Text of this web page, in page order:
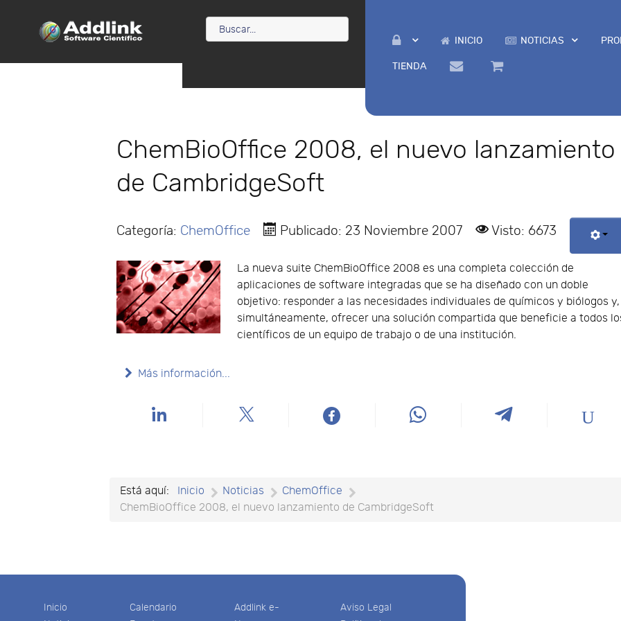
INICIO NOTICIAS
TIENDA
ChemBioOffice 2008, el nuevo lanzamiento
de CambridgeSoft
Categoría: ChemOffice Publicado: 23 Noviembre 2007 Visto: 6673
La nueva suite ChemBioOffice 2008 es una completa colección de
aplicaciones de software integradas que se ha diseñado con un doble
objetivo: responder a las necesidades individuales de químicos y biólogos y,
simultáneamente, ofrecer una solución compartida que beneficie a todos
científicos de un equipo de trabajo o de una institución.
Más información...
Está aquí: Inicio Noticias
ChemOffice
ChemBioOffice 2008, el nuevo lanzamiento de CambridgeSoft
Inicio
Calendario
Addlink e-
Aviso Legal